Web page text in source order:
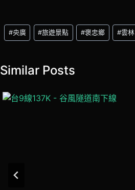
Post
Tags:
#央廣 #旅遊景點 #褒忠鄉 #雲林
Similar Posts